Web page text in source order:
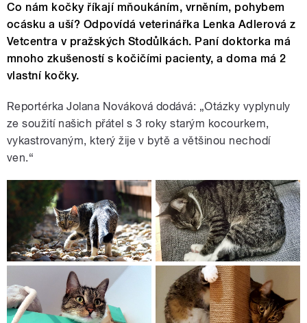
Co nám kočky říkají mňoukáním, vrněním, pohybem
ocásku a uší? Odpovídá veterinářka Lenka Adlerová z
Vetcentra v pražských Stodůlkách. Paní doktorka má
mnoho zkušeností s kočičími pacienty, a doma má 2
vlastní kočky.
Reportérka Jolana Nováková dodává: „Otázky vyplynuly
ze soužití našich přátel s 3 roky starým kocourkem,
vykastrovaným, který žije v bytě a většinou nechodí
ven.“